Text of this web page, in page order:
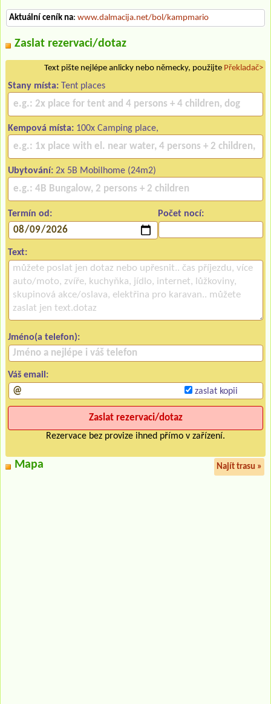
Aktuální ceník na: www.dalmacija.net/bol/kampmario
Zaslat rezervaci/dotaz
Text pište nejlépe anlicky nebo německy, použijte Překladač>
Stany místa: Tent places
Kempová místa: 100x Camping place,
Ubytování: 2x 5B Mobilhome (24m2)
Termín od: Počet nocí:
Text:
Jméno(a telefon):
Váš email:
zaslat kopii
Rezervace bez provize ihned přímo v zařízení.
Mapa Najít trasu »